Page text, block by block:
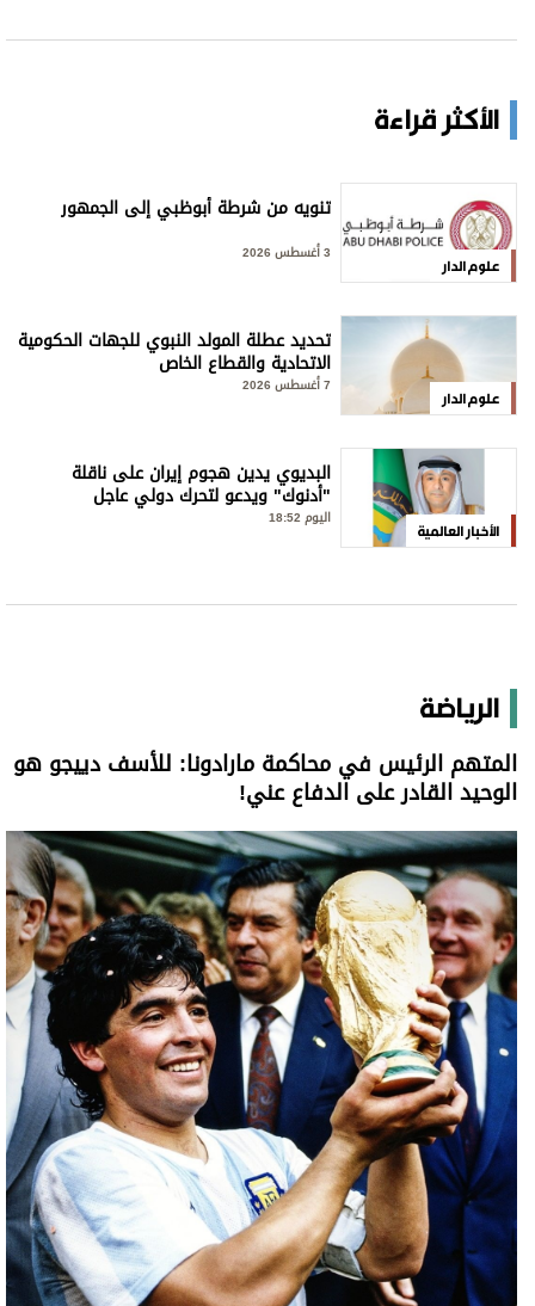
الأكثر قراءة
علوم الدار
تنويه من شرطة أبوظبي إلى الجمهور
علوم الدار
تحديد عطلة المولد النبوي للجهات الحكومية
الاتحادية والقطاع الخاص
الأخبار العالمية
البديوي يدين هجوم إيران على ناقلة
"أدنوك" ويدعو لتحرك دولي عاجل
اليوم 18:52
الرياضة
المتهم الرئيس في محاكمة مارادونا: للأسف دييجو هو
الوحيد القادر على الدفاع عني!